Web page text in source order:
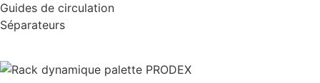
Guides de circulation
Séparateurs